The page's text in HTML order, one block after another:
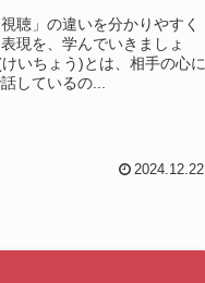
聴」の違いを分かりやすく
現を、学んでいきましょ
いちょう)とは、相手の心に
しているの...
2024.12.22